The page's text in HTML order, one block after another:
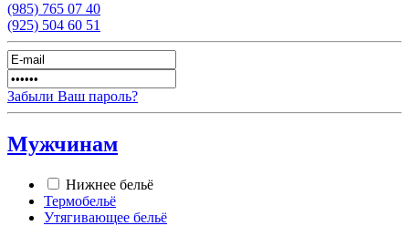
(985) 765 07 40
(925) 504 60 51
Забыли Ваш пароль?
Мужчинам
Нижнее бельё
Термобельё
Утягивающее бельё